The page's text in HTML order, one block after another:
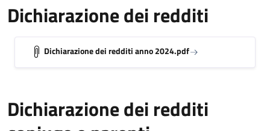
Dichiarazione dei redditi
Dichiarazione dei redditi anno 2024.pdf
Dichiarazione dei redditi